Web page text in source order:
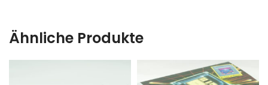
Ähnliche Produkte